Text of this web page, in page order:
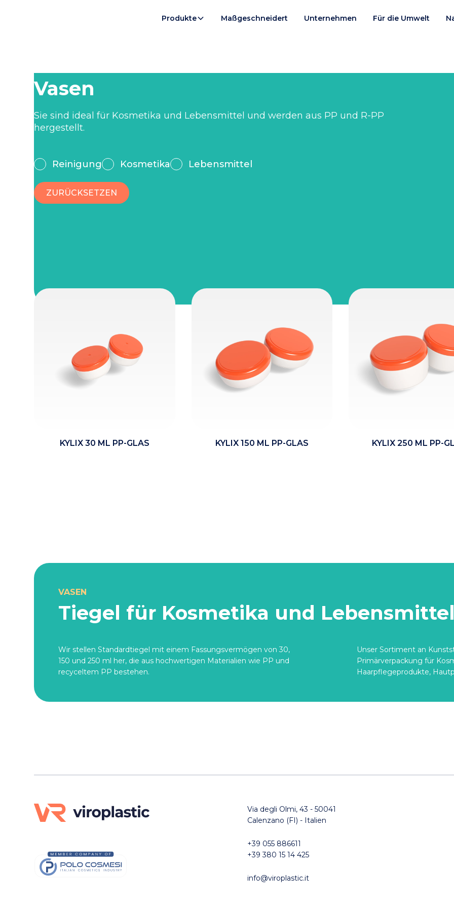
Produkte Maßgeschneidert Unternehmen Für die Umwelt
Vasen
Sie sind ideal für Kosmetika und Lebensmittel und werden aus PP und R-PP
hergestellt.
Reinigung Kosmetika Lebensmittel
ZURÜCKSETZEN
KYLIX 30 ML PP-GLAS KYLIX 150 ML PP-GLAS KYLIX 250 ML PP-
VASEN
Tiegel für Kosmetika und
Wir stellen Standardtiegel mit einem Fassungsvermögen von 30,
150 und 250 ml her, die aus hochwertigen Materialien wie PP und
recyceltem PP bestehen.
Unser Sortiment an
Primärverpackung für
Haarpflegeprodukte,
Via degli Olmi, 43 - 50041
Calenzano (FI) - Italien
+39 055 886611
+39 380 15 14 425
info@viroplastic.it